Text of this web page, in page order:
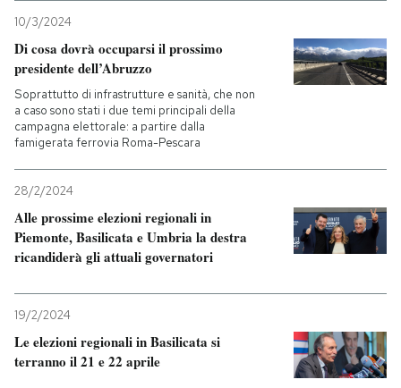
10/3/2024
Di cosa dovrà occuparsi il prossimo
presidente dell’Abruzzo
Soprattutto di infrastrutture e sanità, che non
a caso sono stati i due temi principali della
campagna elettorale: a partire dalla
famigerata ferrovia Roma-Pescara
28/2/2024
Alle prossime elezioni regionali in
Piemonte, Basilicata e Umbria la destra
ricandiderà gli attuali governatori
19/2/2024
Le elezioni regionali in Basilicata si
terranno il 21 e 22 aprile